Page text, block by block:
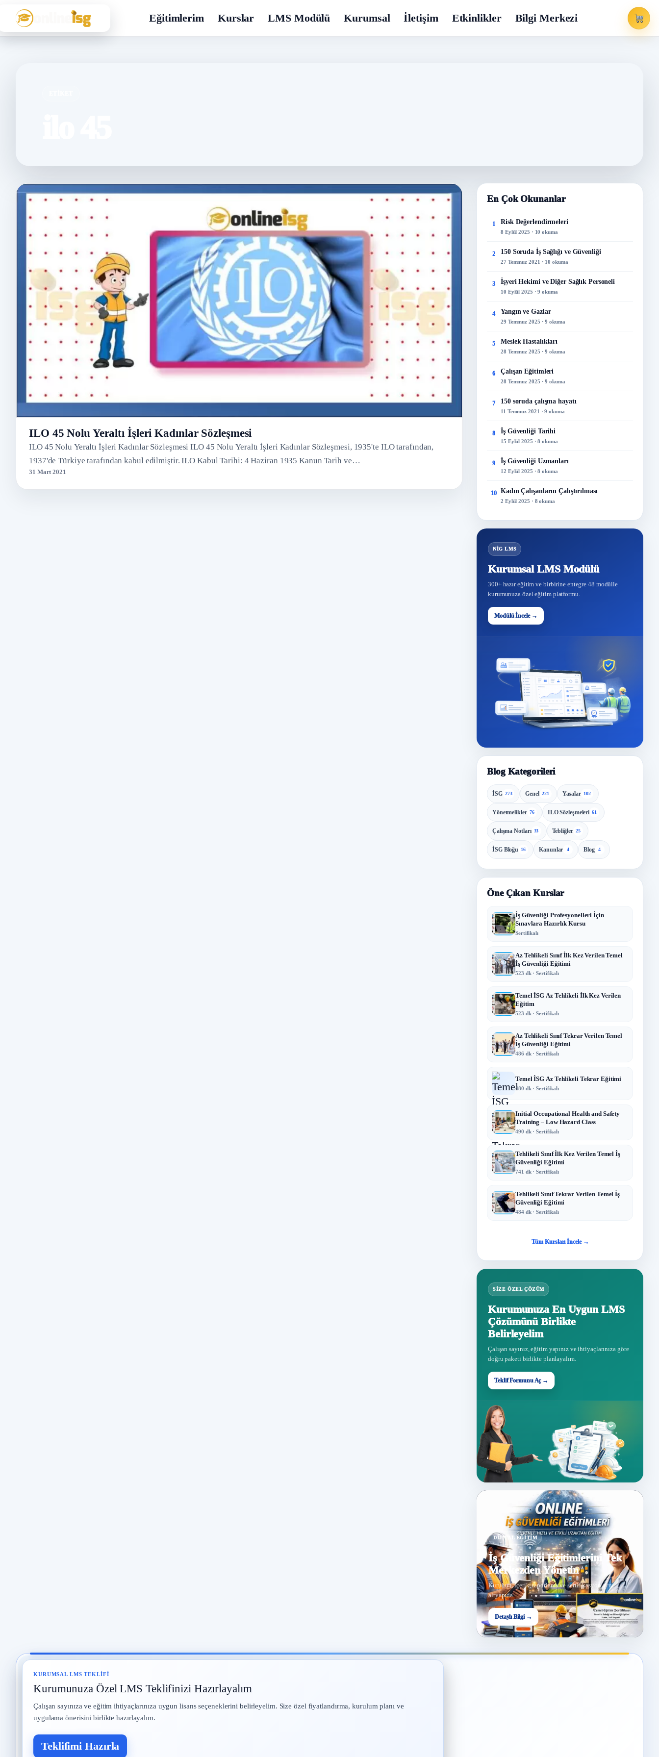
Eğitimlerim Kurslar LMS Modülü Kurumsal İletişim Etkinlikler Bilgi Merkezi
ILO 45 Nolu Yeraltı İşleri Kadınlar Sözleşmesi
ILO 45 Nolu Yeraltı İşleri Kadınlar Sözleşmesi ILO 45 Nolu Yeraltı İşleri Kadınlar Sözleşmesi, 1935'te ILO tarafından,
1937'de Türkiye tarafından kabul edilmiştir. ILO Kabul Tarihi: 4 Haziran 1935 Kanun Tarih ve…
31 Mart 2021
En Çok Okunanlar
1 Risk Değerlendirmeleri
8 Eylül 2025 · 10 okuma
2 150 Soruda İş Sağlığı ve Güvenliği
27 Temmuz 2021 · 10 okuma
3 İşyeri Hekimi ve Diğer Sağlık Personeli
10 Eylül 2025 · 9 okuma
4 Yangın ve Gazlar
29 Temmuz 2025 · 9 okuma
5 Meslek Hastalıkları
28 Temmuz 2025 · 9 okuma
6 Çalışan Eğitimleri
28 Temmuz 2025 · 9 okuma
7 150 soruda çalışma hayatı
11 Temmuz 2021 · 9 okuma
8 İş Güvenliği Tarihi
15 Eylül 2025 · 8 okuma
9 İş Güvenliği Uzmanları
12 Eylül 2025 · 8 okuma
10 Kadın Çalışanların Çalıştırılması
2 Eylül 2025 · 8 okuma
NİG LMS
Kurumsal LMS Modülü
300+ hazır eğitim ve birbirine entegre 48 modülle
kurumunuza özel eğitim platformu.
Modülü İncele →
Blog Kategorileri
İSG 273 Genel 221 Yasalar 102
Yönetmelikler 76 ILO Sözleşmeleri 61
Çalışma Notları 33 Tebliğler 25
İSG Bloğu 16 Kanunlar 4 Blog 4
Öne Çıkan Kurslar
İş Güvenliği Profesyonelleri İçin
Sınavlara Hazırlık Kursu
Sertifikalı
Az Tehlikeli Sınıf İlk Kez Verilen Temel
İş Güvenliği Eğitimi
523 dk · Sertifikalı
Temel İSG Az Tehlikeli İlk Kez Verilen
Eğitim
523 dk · Sertifikalı
Az Tehlikeli Sınıf Tekrar Verilen Temel
İş Güvenliği Eğitimi
486 dk · Sertifikalı
Temel İSG Az Tehlikeli Tekrar Eğitimi
480 dk · Sertifikalı
Initial Occupational Health and Safety
Training – Low Hazard Class
490 dk · Sertifikalı
Tehlikeli Sınıf İlk Kez Verilen Temel İş
Güvenliği Eğitimi
741 dk · Sertifikalı
Tehlikeli Sınıf Tekrar Verilen Temel İş
Güvenliği Eğitimi
484 dk · Sertifikalı
Tüm Kursları İncele →
SIZE ÖZEL ÇÖZÜM
Kurumunuza En Uygun LMS
Çözümünü Birlikte
Belirleyelim
Çalışan sayınız, eğitim yapınız ve ihtiyaçlarınıza göre
doğru paketi birlikte planlayalım.
Teklif Formunu Aç →
DIJITAL EĞITIM
İş Güvenliği Eğitimlerini Tek
Merkezden Yönetin
Kurulum, içerik, raporlama ve sertifikasyon aynı
altyapıda.
Detaylı Bilgi →
KURUMSAL LMS TEKLIFI
Kurumunuza Özel LMS Teklifinizi Hazırlayalım
Çalışan sayınıza ve eğitim ihtiyaçlarınıza uygun lisans seçeneklerini belirleyelim. Size özel fiyatlandırma, kurulum planı ve
uygulama önerisini birlikte hazırlayalım.
Teklifimi Hazırla